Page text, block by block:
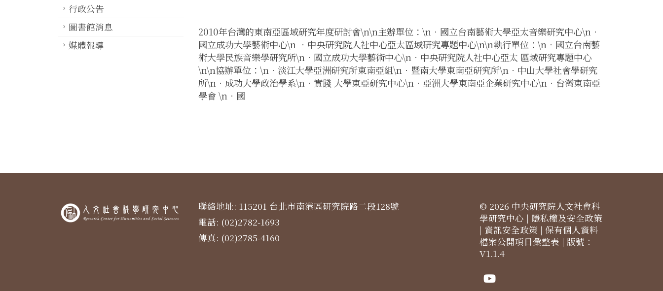
行政公告
圖書館消息
媒體報導
2010年台灣的東南亞區域研究年度研討會\n\n主辦單位：\n．國立台南藝術大學亞太音樂研究中心\n．
國立成功大學藝術中心\n ．中央研究院人社中心亞太區域研究專題中心\n\n執行單位：\n．國立台南藝
術大學民族音樂學研究所\n．國立成功大學藝術中心\n．中央研究院人社中心亞太 區域研究專題中心
\n\n協辦單位：\n．淡江大學亞洲研究所東南亞組\n．暨南大學東南亞研究所\n．中山大學社會學研究
所\n．成功大學政治學系\n．實踐 大學東亞研究中心\n．亞洲大學東南亞企業研究中心\n．台灣東南亞
學會 \n．國
聯絡地址: 115201 台北市南港區研究院路二段128號
電話: (02)2782-1693
傳真: (02)2785-4160
© 2026 中央研究院人文社會科
學研究中心 | 隱私權及安全政策
| 資訊安全政策 | 保有個人資料
檔案公開項目彙整表 | 版號：
V1.1.4
Youtube